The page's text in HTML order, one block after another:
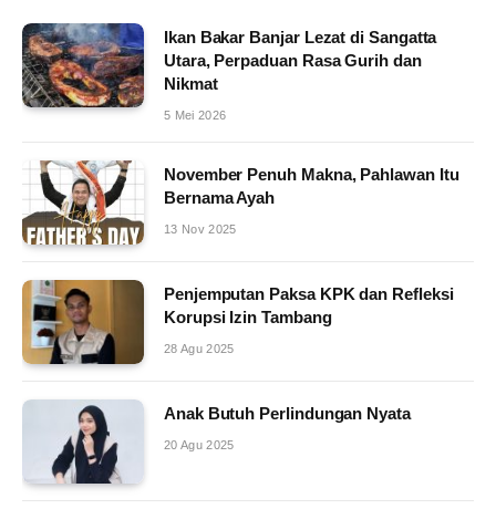
Ikan Bakar Banjar Lezat di Sangatta
Utara, Perpaduan Rasa Gurih dan
Nikmat
5 Mei 2026
November Penuh Makna, Pahlawan Itu
Bernama Ayah
13 Nov 2025
Penjemputan Paksa KPK dan Refleksi
Korupsi Izin Tambang
28 Agu 2025
Anak Butuh Perlindungan Nyata
20 Agu 2025